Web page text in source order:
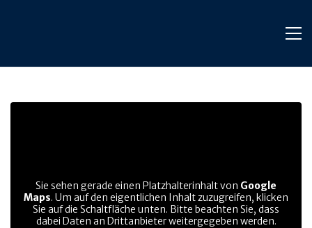
Sie sehen gerade einen Platzhalterinhalt von Google
Maps. Um auf den eigentlichen Inhalt zuzugreifen, klicken
Sie auf die Schaltfläche unten. Bitte beachten Sie, dass
dabei Daten an Drittanbieter weitergegeben werden.